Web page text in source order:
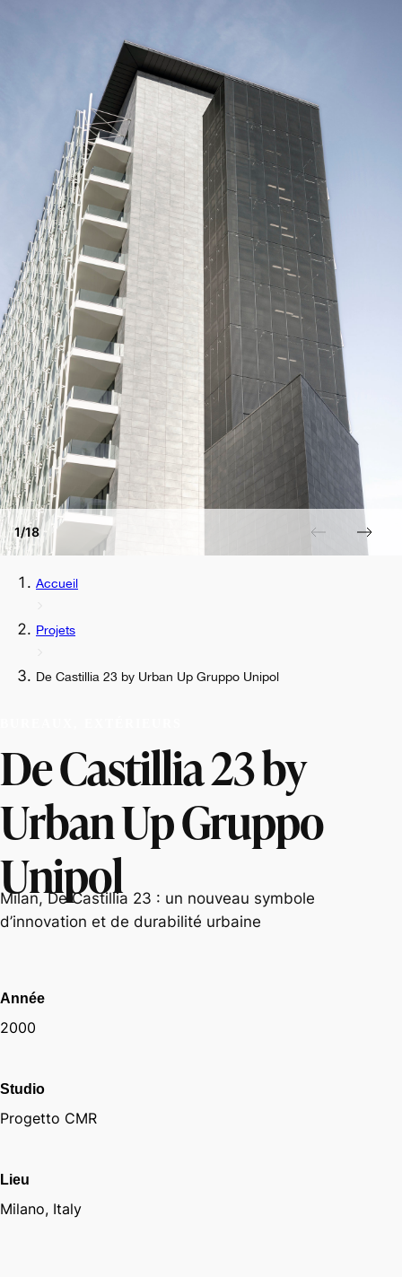
Accueil
Projets
De Castillia 23 by Urban Up Gruppo Unipol
De Castillia 23 by
Urban Up Gruppo
Unipol
Milan, De Castillia 23 : un nouveau symbole
d’innovation et de durabilité urbaine
1/18
Année
2000
Studio
Progetto CMR
Lieu
Milano, Italy